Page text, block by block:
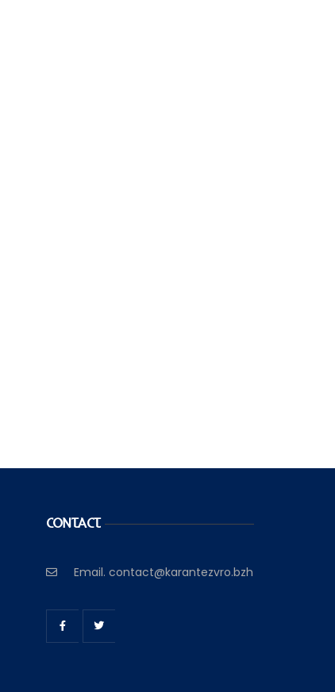
CONTACT
Email. contact@karantezvro.bzh